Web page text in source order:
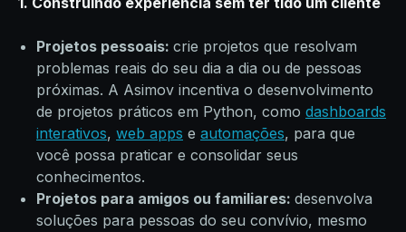
Projetos pessoais: crie projetos que resolvam
problemas reais do seu dia a dia ou de pessoas
próximas. A Asimov incentiva o desenvolvimento
de projetos práticos em Python, como dashboards
interativos, web apps e automações, para que
você possa praticar e consolidar seus
conhecimentos.
Projetos para amigos ou familiares: desenvolva
soluções para pessoas do seu convívio, mesmo